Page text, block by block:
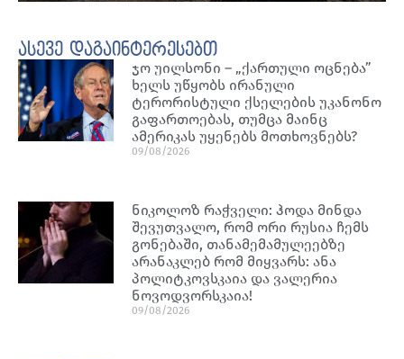
ასევე დაგაინტერესებთ
ჯო უილსონი – „ქართული ოცნება”
ხელს უწყობს ირანული
ტერორისტული ქსელების უკანონო
გაფართოებას, თუმცა მაინც
ამერიკას უყენებს მოთხოვნებს?
09/08/2026
ნიკოლოზ რაჭველი: ჰოდა მინდა
შევუთვალო, რომ ორი რუსია ჩემს
გონებაში, თანამემამულეებზე
არანაკლებ რომ მიყვარს: ანა
პოლიტკოვსკაია და ვალერია
ნოვოდვორსკაია!
09/08/2026